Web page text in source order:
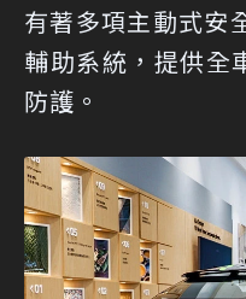
有著多項主動式安
輔助系統，提供全
防護。